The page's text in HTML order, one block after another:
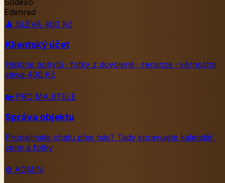
Sodexo
Edenred
👤 SLEVA 400 Kč
Klientský účet
Historie pobytů · fotky z dovolené · recenze · věrnostní
sleva 400 Kč
🏡 PRO MAJITELE
Správa objektu
Pronajímáte chatu přes nás? Tady spravujete kalendář,
ceny a fotky
⚙️ ADMIN